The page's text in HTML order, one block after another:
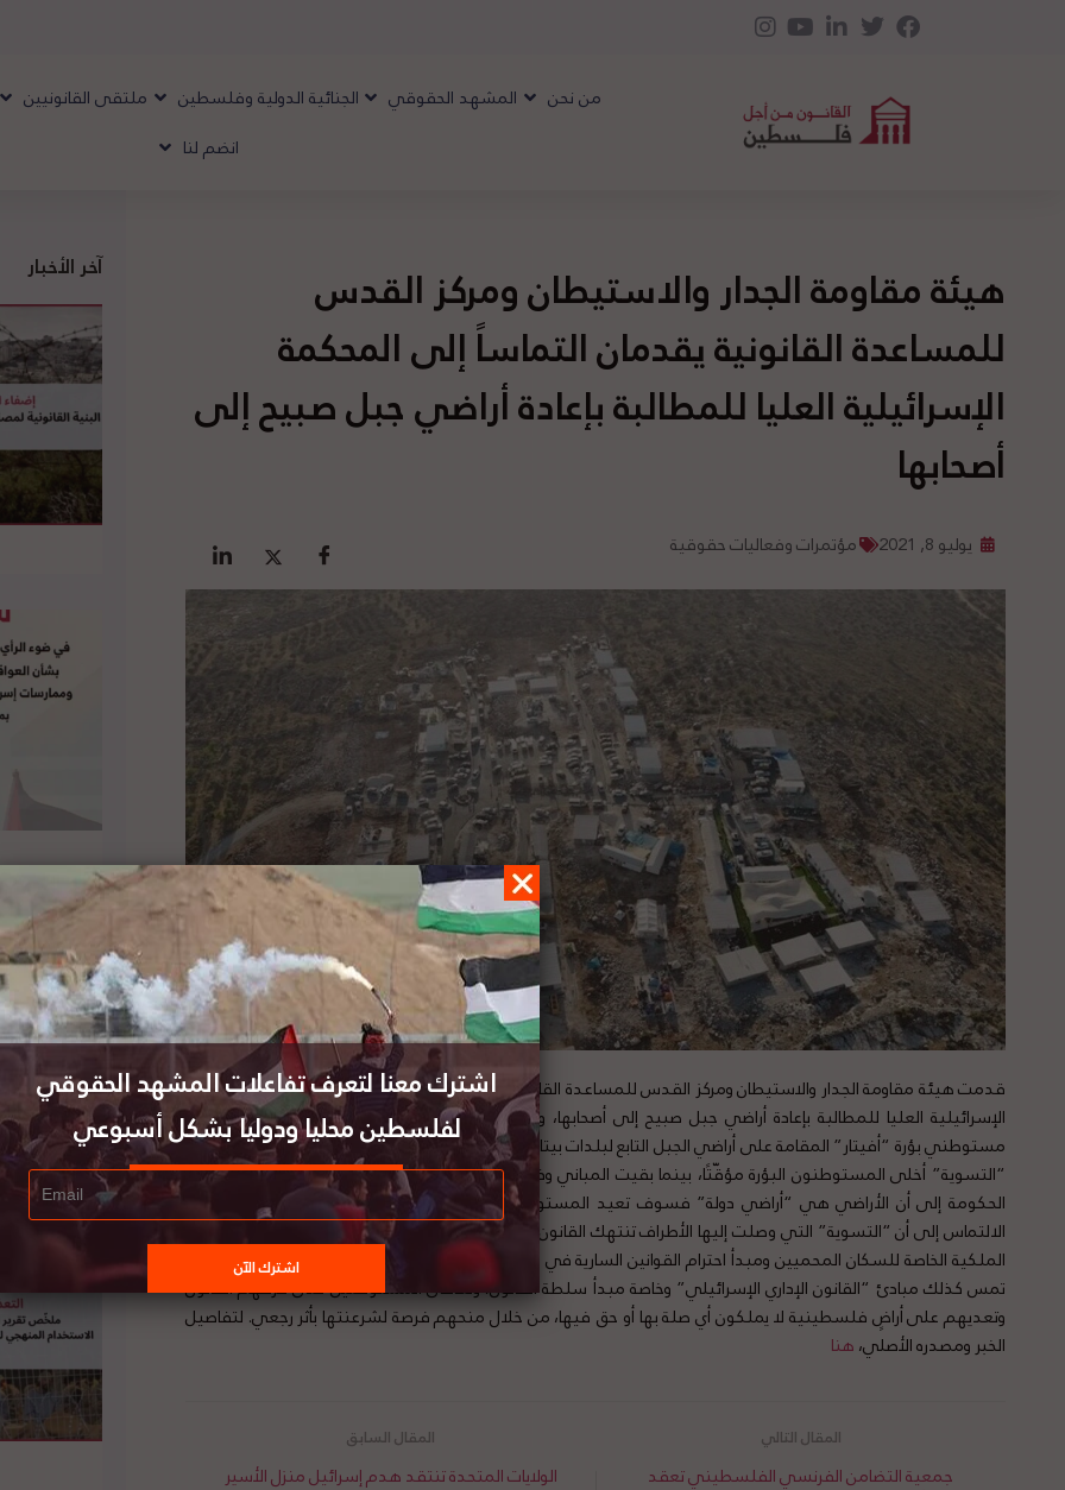
من نحن المشهد الحقوقي الجنائية الدولية وفلسطين ملتقى القانونيين
انضم لنا
هيئة مقاومة الجدار والاستيطان ومركز القدس
للمساعدة القانونية يقدمان التماساً إلى المحكمة
الإسرائيلية العليا للمطالبة بإعادة أراضي جبل صبيح إلى
أصحابها
يوليو 8, 2021 مؤتمرات وفعاليات حقوقية
قدمت هيئة مقاومة الجدار والاستيطان ومركز القدس للمساعدة القانونية وحقوق الإنسان ، التماساً مشتركاً إلى المحكمة
الإسرائيلية العليا للمطالبة بإعادة أراضي جبل صبيح إلى أصحابها، وإلغاء “التسوية” التي وقّعتها حكومة الاحتلال مع
مستوطني بؤرة “أفيتار” المقامة على أراضي الجبل التابع لبلدات بيتا وقبلان ويتما جنوب محافظة نابلس. ووفقا لاتفاقية
“التسوية” أخلى المستوطنون البؤرة مؤقّتًا، بينما بقيت المباني وذلك إلى حين النظر في ملكية الأرض وإذا ما خلصت
الحكومة إلى أن الأراضي هي “أراضي دولة” فسوف تعيد المستوطنين إلى البؤرة، وتقيم مدرسة دينية فيها. وأشار
الالتماس إلى أن “التسوية” التي وصلت إليها الأطراف تنتهك القانون الدولي الإنساني وقانون حقوق الإنسان، وخاصة حق
الملكية الخاصة للسكان المحميين ومبدأ احترام القوانين السارية في الأرض المحتلة. وشدد الملتمسون على أن الاتفاقية
تمس كذلك مبادئ “القانون الإداري الإسرائيلي” وخاصة مبدأ سلطة القانون، وتكافئ المستوطنين على خرقهم القانون
وتعديهم على أراضٍ فلسطينية لا يملكون أي صلة بها أو حق فيها، من خلال منحهم فرصة لشرعنتها بأثر رجعي. لتفاصيل
الخبر ومصدره الأصلي،هنا
الولايات المتحدة تنتقد هدم إسرائيل منزل الأسير
جمعية التضامن الفرنسي الفلسطيني تعقد
آخر الأخبار
اشترك معنا لتعرف تفاعلات المشهد الحقوقي
لفلسطين محليا ودوليا بشكل أسبوعي